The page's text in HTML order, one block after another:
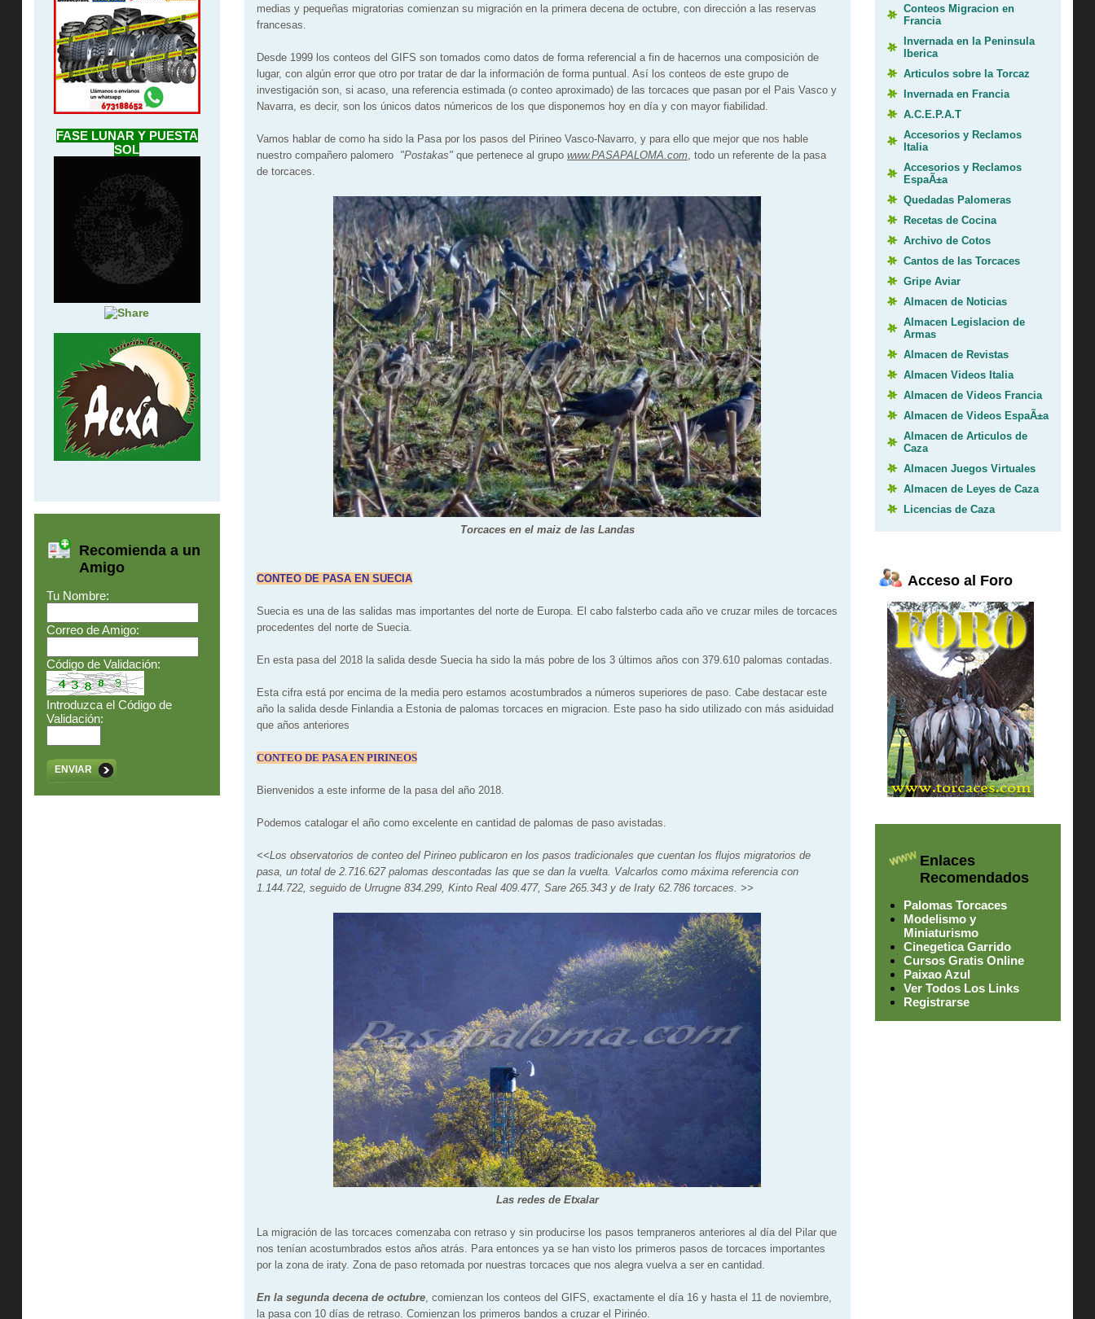
FASE LUNAR Y PUESTA
SOL
Recomienda a un
Amigo
Tu Nombre:
Correo de Amigo:
Código de Validación:
Introduzca el Código de
Validación:
ENVIAR
medias y pequeñas migratorias comienzan su migración en la primera decena de octubre, con dirección a las reservas
francesas.
Desde 1999 los conteos del GIFS son tomados como datos de forma referencial a fin de hacernos una composición de
lugar, con algún error que otro por tratar de dar la información de forma puntual. Así los conteos de este grupo de
investigación son, si acaso, una referencia estimada (o conteo aproximado) de las torcaces que pasan por el Pais Vasco y
Navarra, es decir, son los únicos datos númericos de los que disponemos hoy en día y con mayor fiabilidad.
Vamos hablar de como ha sido la Pasa por los pasos del Pirineo Vasco-Navarro, y para ello que mejor que nos hable
nuestro compañero palomero "Postakas"que pertenece al grupo www.PASAPALOMA.com, todo un referente de la pasa
de torcaces.
Torcaces en el maiz de las Landas
CONTEO DE PASA EN SUECIA
Suecia es una de las salidas mas importantes del norte de Europa. El cabo falsterbo cada año ve cruzar miles de torcaces
procedentes del norte de Suecia.
En esta pasa del 2018 la salida desde Suecia ha sido la más pobre de los 3 últimos años con 379.610 palomas contadas.
Esta cifra está por encima de la media pero estamos acostumbrados a números superiores de paso. Cabe destacar este
año la salida desde Finlandia a Estonia de palomas torcaces en migracion. Este paso ha sido utilizado con más asiduidad
que años anteriores
CONTEO DE PASA EN PIRINEOS
Bienvenidos a este informe de la pasa del año 2018.
Podemos catalogar el año como excelente en cantidad de palomas de paso avistadas.
<<Los observatorios de conteo del Pirineo publicaron en los pasos tradicionales que cuentan los flujos migratorios de
pasa, un total de 2.716.627 palomas descontadas las que se dan la vuelta. Valcarlos como máxima referencia con
1.144.722, seguido de Urrugne 834.299, Kinto Real 409.477, Sare 265.343 y de Iraty 62.786 torcaces. >>
Las redes de Etxalar
La migración de las torcaces comenzaba con retraso y sin producirse los pasos tempraneros anteriores al día del Pilar que
nos tenían acostumbrados estos años atrás. Para entonces ya se han visto los primeros pasos de torcaces importantes
por la zona de iraty. Zona de paso retomada por nuestras torcaces que nos alegra vuelva a ser en cantidad.
En la segunda decena de octubre, comienzan los conteos del GIFS, exactamente el día 16 y hasta el 11 de noviembre,
la pasa con 10 días de retraso. Comienzan los primeros bandos a cruzar el Pirinéo.
Conteos Migracion en
Francia
Invernada en la Peninsula
Iberica
Articulos sobre la Torcaz
Invernada en Francia
A.C.E.P.A.T
Accesorios y Reclamos
Italia
Accesorios y Reclamos
EspaÃ±a
Quedadas Palomeras
Recetas de Cocina
Archivo de Cotos
Cantos de las Torcaces
Gripe Aviar
Almacen de Noticias
Almacen Legislacion de
Armas
Almacen de Revistas
Almacen Videos Italia
Almacen de Videos Francia
Almacen de Videos EspaÃ±a
Almacen de Articulos de
Caza
Almacen Juegos Virtuales
Almacen de Leyes de Caza
Licencias de Caza
Acceso al Foro
Enlaces
Recomendados
Palomas Torcaces
Modelismo y
Miniaturismo
Cinegetica Garrido
Cursos Gratis Online
Paixao Azul
Ver Todos Los Links
Registrarse